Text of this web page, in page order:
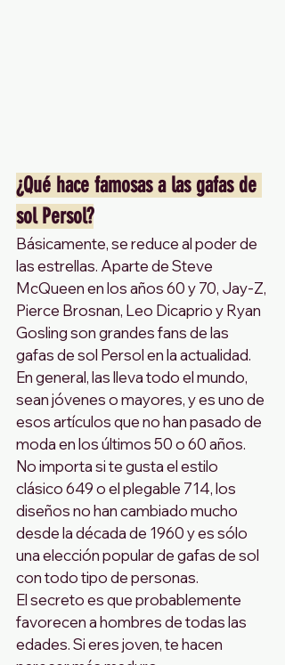
¿Qué hace famosas a las gafas de
sol Persol?
Básicamente, se reduce al poder de
las estrellas. Aparte de Steve
McQueen en los años 60 y 70, Jay-Z,
Pierce Brosnan, Leo Dicaprio y Ryan
Gosling son grandes fans de las
gafas de sol Persol en la actualidad.
En general, las lleva todo el mundo,
sean jóvenes o mayores, y es uno de
esos artículos que no han pasado de
moda en los últimos 50 o 60 años.
No importa si te gusta el estilo
clásico 649 o el plegable 714, los
diseños no han cambiado mucho
desde la década de 1960 y es sólo
una elección popular de gafas de sol
con todo tipo de personas.
El secreto es que probablemente
favorecen a hombres de todas las
edades. Si eres joven, te hacen